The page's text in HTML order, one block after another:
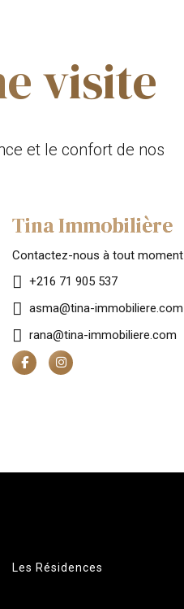
visite
et le confort de nos
Tina Immobilière
Contactez-nous à tout moment
+216 71 905 537
asma@tina-immobiliere.com
rana@tina-immobiliere.com
Les Résidences